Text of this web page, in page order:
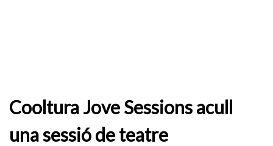
Cooltura Jove Sessions acull
una sessió de teatre